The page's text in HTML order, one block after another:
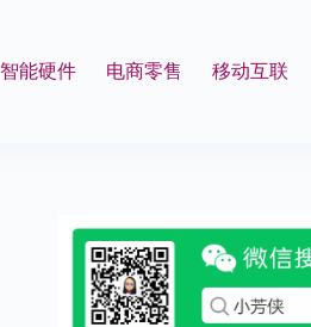
智能硬件 电商零售 移动互联